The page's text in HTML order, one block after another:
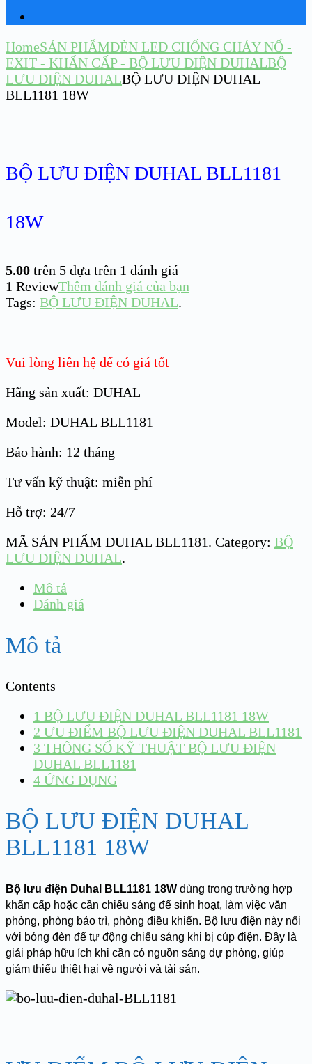
HomeSẢN PHẨMĐÈN LED CHỐNG CHÁY NỔ -
EXIT - KHẨN CẤP - BỘ LƯU ĐIỆN DUHALBỘ
LƯU ĐIỆN DUHALBỘ LƯU ĐIỆN DUHAL
BLL1181 18W
BỘ LƯU ĐIỆN DUHAL BLL1181
18W
5.00 trên 5 dựa trên 1 đánh giá
1 ReviewThêm đánh giá của bạn
Tags: BỘ LƯU ĐIỆN DUHAL.
Vui lòng liên hệ để có giá tốt
Hãng sản xuất: DUHAL
Model: DUHAL BLL1181
Bảo hành: 12 tháng
Tư vấn kỹ thuật: miễn phí
Hỗ trợ: 24/7
MÃ SẢN PHẨM DUHAL BLL1181. Category: BỘ
LƯU ĐIỆN DUHAL.
Mô tả
Đánh giá
Mô tả
Contents
1 BỘ LƯU ĐIỆN DUHAL BLL1181 18W
2 ƯU ĐIỂM BỘ LƯU ĐIỆN DUHAL BLL1181
3 THÔNG SỐ KỸ THUẬT BỘ LƯU ĐIỆN
DUHAL BLL1181
4 ỨNG DỤNG
BỘ LƯU ĐIỆN DUHAL
BLL1181 18W
Bộ lưu điện Duhal BLL1181 18W dùng trong trường hợp
khẩn cấp hoặc cần chiếu sáng để sinh hoạt, làm việc văn
phòng, phòng bảo trì, phòng điều khiển. Bộ lưu điện này nối
với bóng đèn để tự động chiếu sáng khi bị cúp điện. Đây là
giải pháp hữu ích khi cần có nguồn sáng dự phòng, giúp
giảm thiểu thiệt hại về người và tài sản.